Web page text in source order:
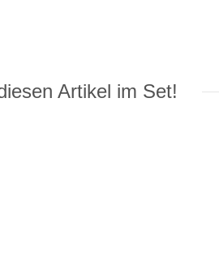
Artikel im Set!